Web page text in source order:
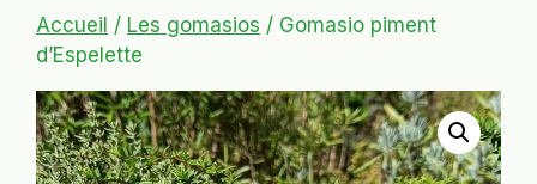
Accueil / Les gomasios / Gomasio piment
d’Espelette